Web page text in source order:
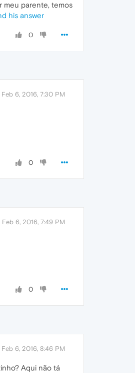
meu parente, temos
his answer
0
Feb 6, 2016, 7:30 PM
0
Feb 6, 2016, 7:49 PM
0
Feb 6, 2016, 8:46 PM
Aqui não tá